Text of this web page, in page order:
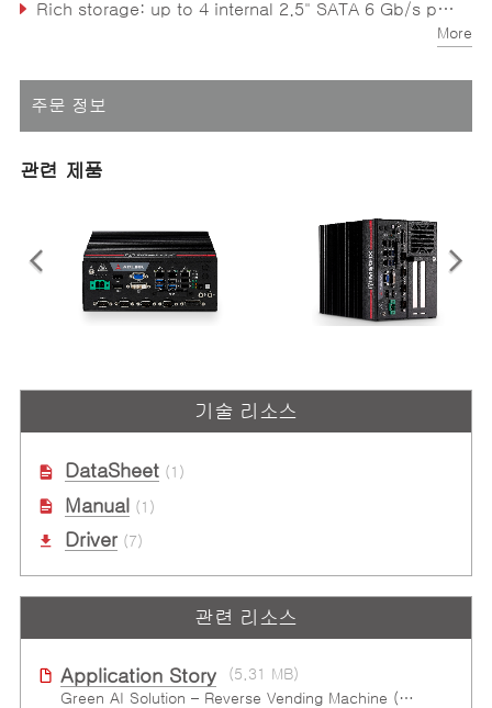
Rich storage: up to 4 internal 2.5" SATA 6 Gb/s ports with RAID 0/1/5/10 support, CFast, M.2 2280
More
주문 정보
관련 제품
Value Family 9세대 Intel® Core™
i7/i5/i3 & 8세대 Celeron® 프로세
Value Family 9세대 Intel®
Xeon®/Core™ i7/i5/i3 & 8세대
기술 리소스
DataSheet(1)
Manual (1)
Driver(7)
관련 리소스
Application Story
(5.31 MB)
Green AI Solution – Reverse Vending Machine (RVM)